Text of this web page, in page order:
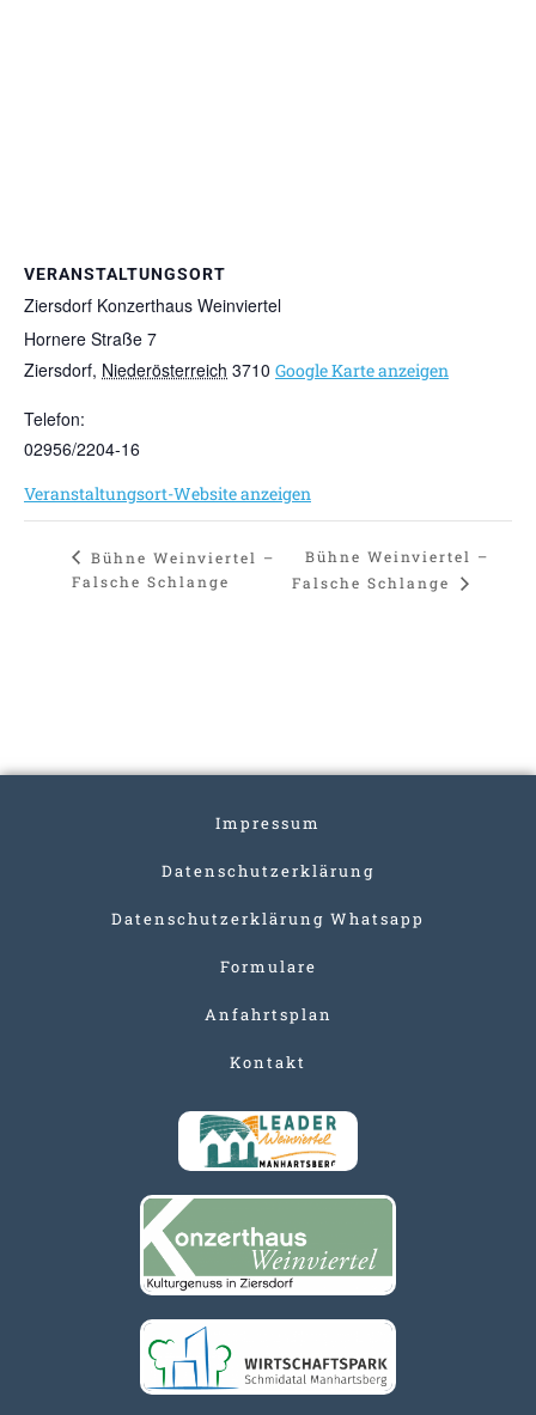
VERANSTALTUNGSORT
Ziersdorf Konzerthaus Weinviertel
Hornere Straße 7
Ziersdorf, Niederösterreich 3710 Google Karte anzeigen
Telefon:
02956/2204-16
Veranstaltungsort-Website anzeigen
Bühne Weinviertel –
Falsche Schlange
Bühne Weinviertel –
Falsche Schlange
Impressum
Datenschutzerklärung
Datenschutzerklärung Whatsapp
Formulare
Anfahrtsplan
Kontakt